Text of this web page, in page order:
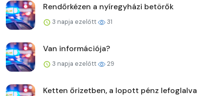
Rendőrkézen a nyíregyházi betörők
3 napja ezelőtt 31
Van információja?
3 napja ezelőtt 29
Ketten őrizetben, a lopott pénz lefoglalva